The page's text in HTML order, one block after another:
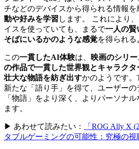
チなどのデバイスから得られる情報を
動や好みを学習 します。 これにより
イスを使っていても、まるで一人の賢
そばにいるかのような感覚を得られる
この一貫したAI体験は、
映画のシリ
の作品で一貫した世界観とキャラクタ
壮大な物語を紡ぎ出すかのようです。
新たな「語り手」を得て、ユーザーの
「物語」をより深く、よりパーソナ
ます。
▶ あわせて読みたい：
「ROG Ally X
タブルゲーミングの可能性：究極の視